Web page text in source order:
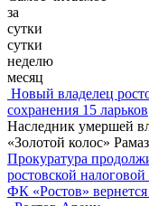
за
сутки
сутки
неделю
месяц
Новый владелец
сохранения 15 ларьков
Наследник умершей
«Золотой колос»
Прокуратура
ростовской
ФК «Ростов»